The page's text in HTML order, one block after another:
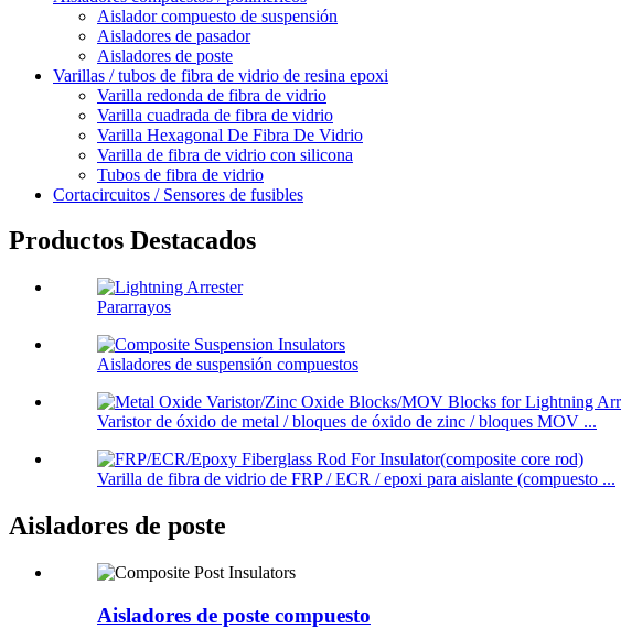
Aislador compuesto de suspensión
Aisladores de pasador
Aisladores de poste
Varillas / tubos de fibra de vidrio de resina epoxi
Varilla redonda de fibra de vidrio
Varilla cuadrada de fibra de vidrio
Varilla Hexagonal De Fibra De Vidrio
Varilla de fibra de vidrio con silicona
Tubos de fibra de vidrio
Cortacircuitos / Sensores de fusibles
Productos Destacados
Pararrayos
Aisladores de suspensión compuestos
Varistor de óxido de metal / bloques de óxido de zinc / bloques MOV ...
Varilla de fibra de vidrio de FRP / ECR / epoxi para aislante (compuesto ...
Aisladores de poste
Aisladores de poste compuesto